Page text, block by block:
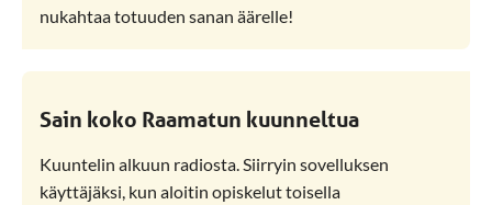
nukahtaa totuuden sanan äärelle!
Raamattu kannesta kanteen -ohjelman
Sain koko Raamatun kuunneltua
Kuuntelin alkuun radiosta. Siirryin sovelluksen
käyttäjäksi, kun aloitin opiskelut toisella